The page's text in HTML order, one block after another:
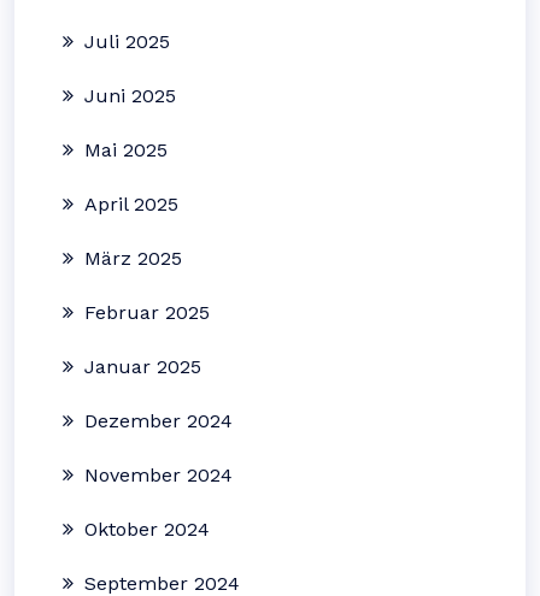
Juli 2025
Juni 2025
Mai 2025
April 2025
März 2025
Februar 2025
Januar 2025
Dezember 2024
November 2024
Oktober 2024
September 2024